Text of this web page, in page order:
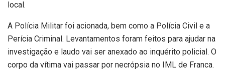
local.
A Polícia Militar foi acionada, bem como a Polícia Civil e a
Perícia Criminal. Levantamentos foram feitos para ajudar na
investigação e laudo vai ser anexado ao inquérito policial. O
corpo da vítima vai passar por necrópsia no IML de Franca.